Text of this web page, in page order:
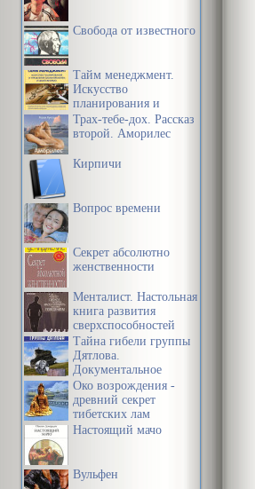
Свобода от известного
Тайм менеджмент.
Искусство
планирования и
управления своим
временем и своей
Трах-тебе-дох. Рассказ
второй. Аморилес
Кирпичи
Вопрос времени
Секрет абсолютно
женственности
Менталист. Настольная
книга развития
сверхспособностей
сознания
Тайна гибели группы
Дятлова.
Документальное
расследование
Око возрождения -
древний секрет
тибетских лам
Настоящий мачо
Вульфен